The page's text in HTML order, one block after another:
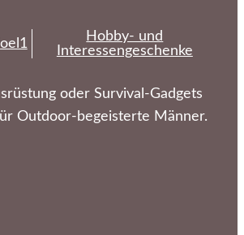
Hobby- und
Interessengeschenke
oder Survival-Gadgets
Outdoor-begeisterte Männer.